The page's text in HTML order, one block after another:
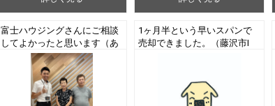
富士ハウジングさんにご相談
してよかったと思います（あ
きる野市K様 中古戸建てご
1ヶ月半という早いスパンで
売却できました。（藤沢市I